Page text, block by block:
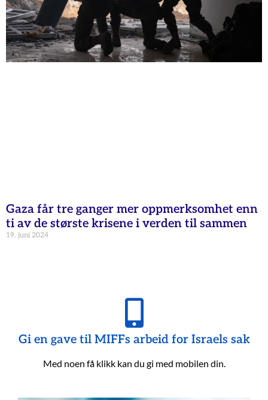
Gaza får tre ganger mer oppmerksomhet enn
ti av de største krisene i verden til sammen
19. juni 2024
Gi en gave til MIFFs arbeid for Israels sak
Med noen få klikk kan du gi med mobilen din.